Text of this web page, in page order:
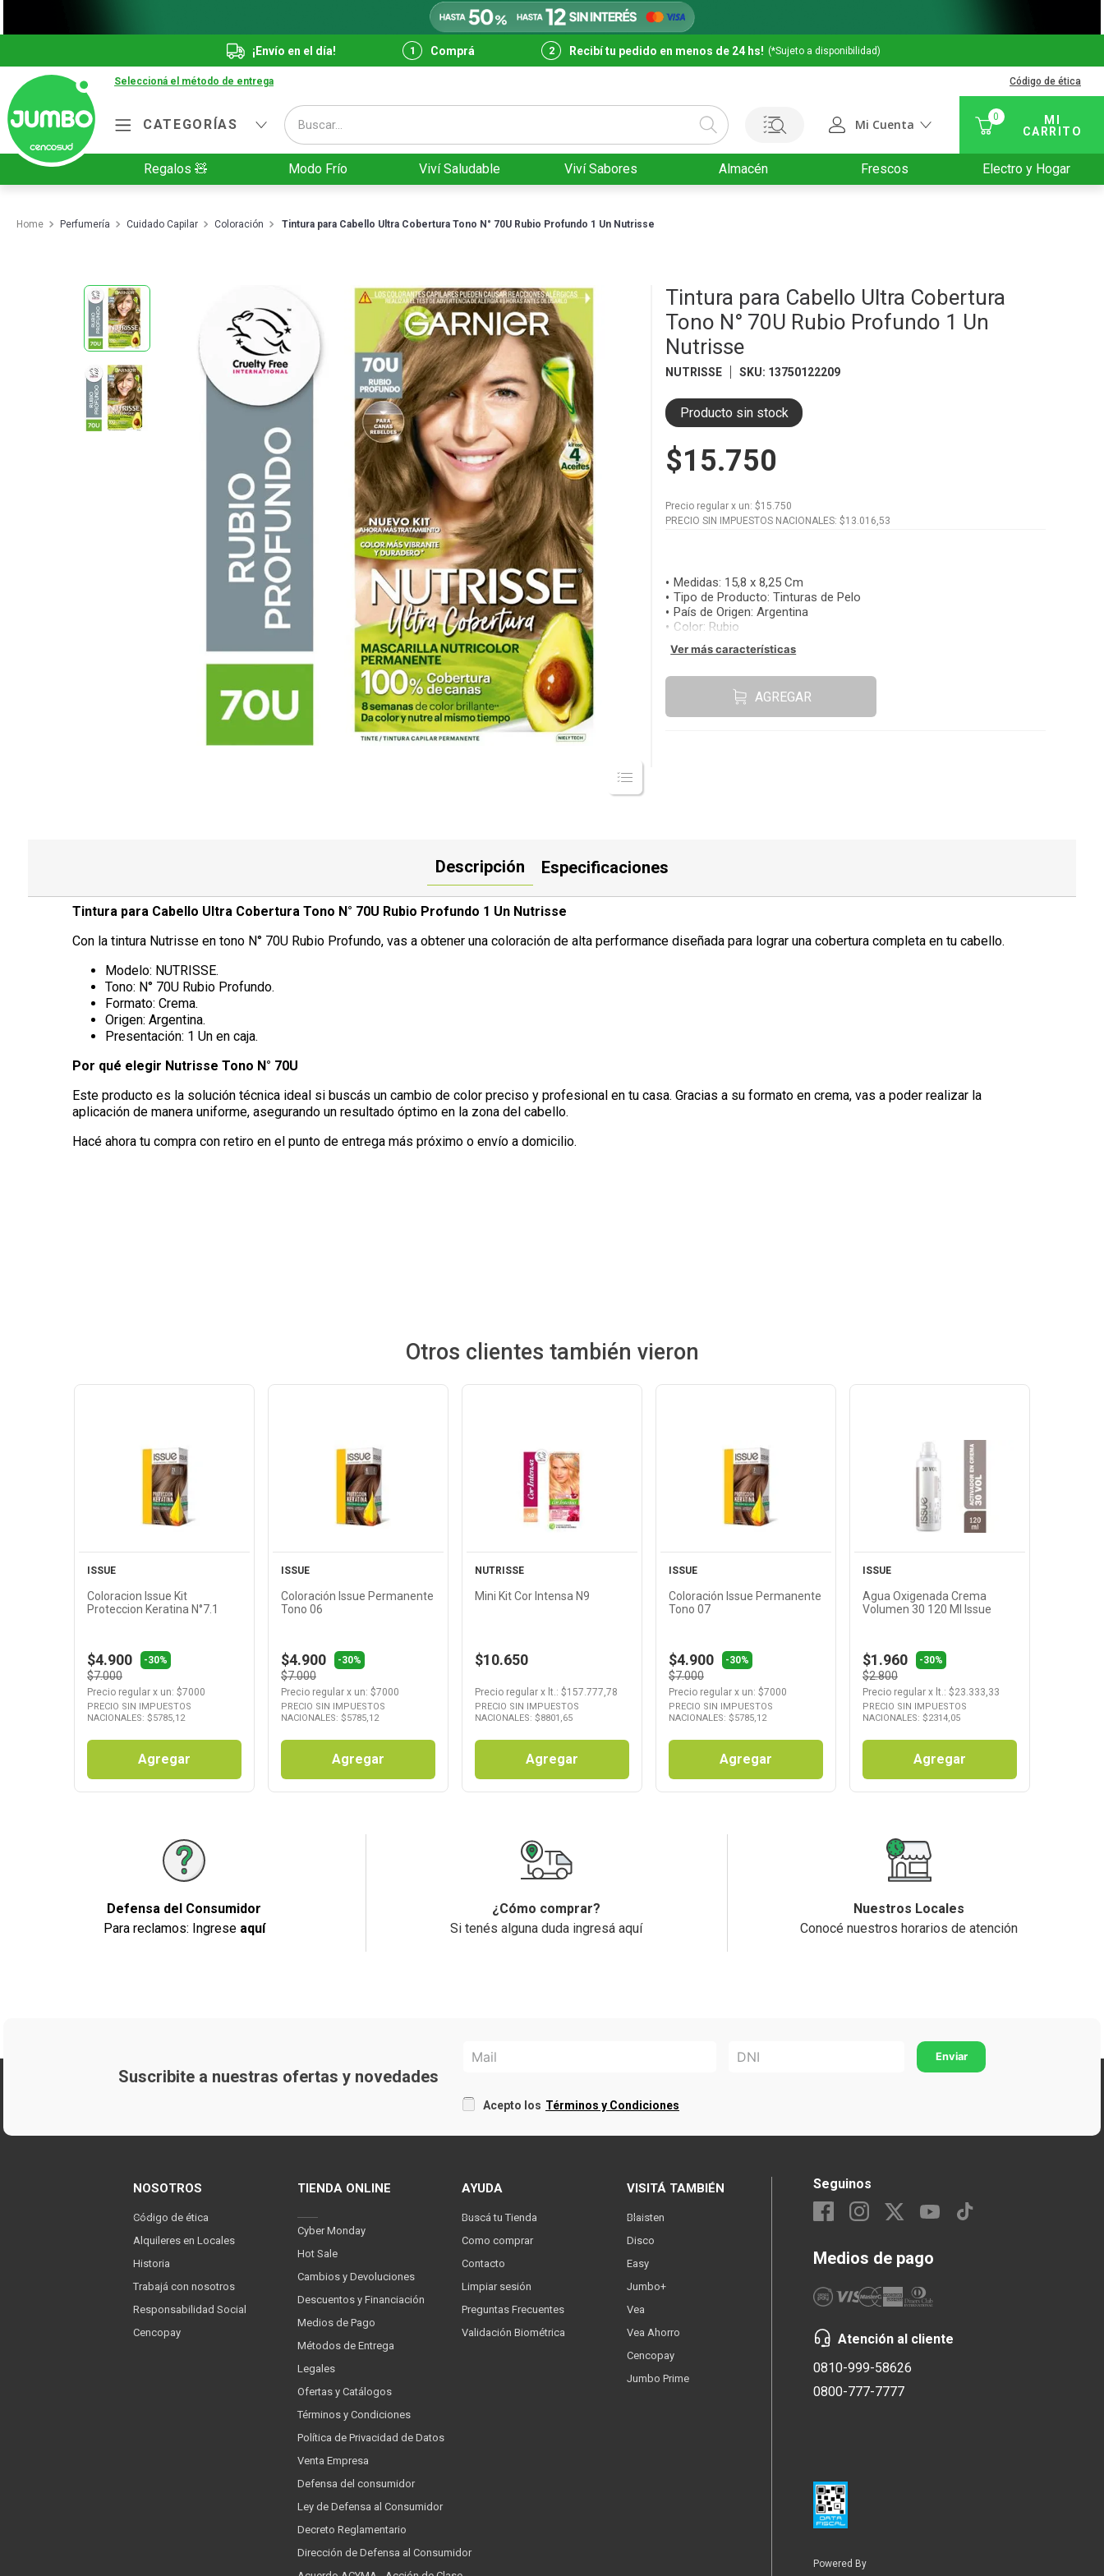
¡Envío en el día! Comprá Recibí tu pedido en menos de 24 hs! (*Sujeto a disponibilidad)
Seleccioná el método de entrega Código de ética
CATEGORÍAS
Buscar...
Mi Cuenta
0
Regalos 🧸 Modo Frío Viví Saludable Viví Sabores Almacén Frescos Electro y Hogar
Perfumería Cuidado Capilar Coloración Tintura para Cabello Ultra Cobertura Tono N° 70U Rubio Profundo 1 Un Nutrisse
Tintura para Cabello Ultra Cobertura
Tono N° 70U Rubio Profundo 1 Un
Nutrisse
NUTRISSE SKU: 13750122209
Producto sin stock
$15.750
Precio regular x un: $15.750
PRECIO SIN IMPUESTOS NACIONALES: $13.016,53
Medidas: 15,8 x 8,25 Cm
Tipo de Producto:Tinturas de Pelo
País de Origen:Argentina
Color: Rubio
Ver más características
AGREGAR
Descripción Especificaciones
Tintura para Cabello Ultra Cobertura Tono N° 70U Rubio Profundo 1 Un Nutrisse
Con la tintura Nutrisse en tono N° 70U Rubio Profundo, vas a obtener una coloración de alta performance diseñada para lograr una cobertura completa en tu cabello.
Modelo: NUTRISSE.
Tono: N° 70U Rubio Profundo.
Formato: Crema.
Origen: Argentina.
Presentación: 1 Un en caja.
Por qué elegir Nutrisse Tono N° 70U
Este producto es la solución técnica ideal si buscás un cambio de color preciso y profesional en tu casa. Gracias a su formato en crema, vas a poder realizar la
aplicación de manera uniforme, asegurando un resultado óptimo en la zona del cabello.
Hacé ahora tu compra con retiro en el punto de entrega más próximo o envío a domicilio.
Otros clientes también vieron
Ver
Producto
ISSUE
Coloracion Issue Kit
Proteccion Keratina N°7.1
$4.900 -30%
$7.000
Precio regular x un: $7000
PRECIO SIN IMPUESTOS
NACIONALES: $5785,12
Agregar
Ver
Producto
ISSUE
Coloración Issue Permanente
Tono 06
$4.900 -30%
$7.000
Precio regular x un: $7000
PRECIO SIN IMPUESTOS
NACIONALES: $5785,12
Agregar
Ver
Producto
NUTRISSE
Mini Kit Cor Intensa N9
$10.650
Precio regular x lt.: $157.777,78
PRECIO SIN IMPUESTOS
NACIONALES: $8801,65
Agregar
Ver
Producto
ISSUE
Coloración Issue Permanente
Tono 07
$4.900 -30%
$7.000
Precio regular x un: $7000
PRECIO SIN IMPUESTOS
NACIONALES: $5785,12
Agregar
Ver
Producto
ISSUE
Agua Oxigenada Crema
Volumen 30 120 Ml Issue
$1.960 -30%
$2.800
Precio regular x lt.: $23.333,33
PRECIO SIN IMPUESTOS
NACIONALES: $2314,05
Agregar
Defensa del Consumidor
Para reclamos: Ingrese aquí
¿Cómo comprar?
Si tenés alguna duda ingresá aquí
Nuestros Locales
Conocé nuestros horarios de atención
Suscribite a nuestras ofertas y novedades
Acepto los Términos y Condiciones
NOSOTROS
Código de ética
Alquileres en Locales
Historia
Trabajá con nosotros
Responsabilidad Social
Cencopay
TIENDA ONLINE
Cyber Monday
Hot Sale
Cambios y Devoluciones
Descuentos y Financiación
Medios de Pago
Métodos de Entrega
Legales
Ofertas y Catálogos
Términos y Condiciones
Política de Privacidad de Datos
Venta Empresa
Defensa del consumidor
Ley de Defensa al Consumidor
Decreto Reglamentario
Dirección de Defensa al Consumidor
AYUDA
Buscá tu Tienda
Como comprar
Contacto
Limpiar sesión
Preguntas Frecuentes
Validación Biométrica
VISITÁ TAMBIÉN
Blaisten
Disco
Easy
Jumbo+
Vea
Vea Ahorro
Cencopay
Jumbo Prime
Seguinos
Medios de pago
Atención al cliente
0810-999-58626
0800-777-7777
Powered By
Términos más buscados
2.
Cafe
Galletitas
.
Yerba
Fideos
8.
Carne